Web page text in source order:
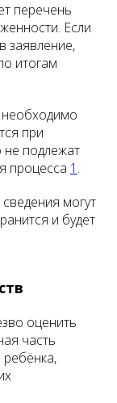
перечень
Если
заявление,
итогам
при
не подлежат
процесса 1 .
могут
и будет
оценить
часть